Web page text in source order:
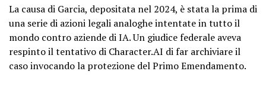
La causa di Garcia, depositata nel 2024, è stata la prima di
una serie di azioni legali analoghe intentate in tutto il
mondo contro aziende di IA. Un giudice federale aveva
respinto il tentativo di Character.AI di far archiviare il
caso invocando la protezione del Primo Emendamento.